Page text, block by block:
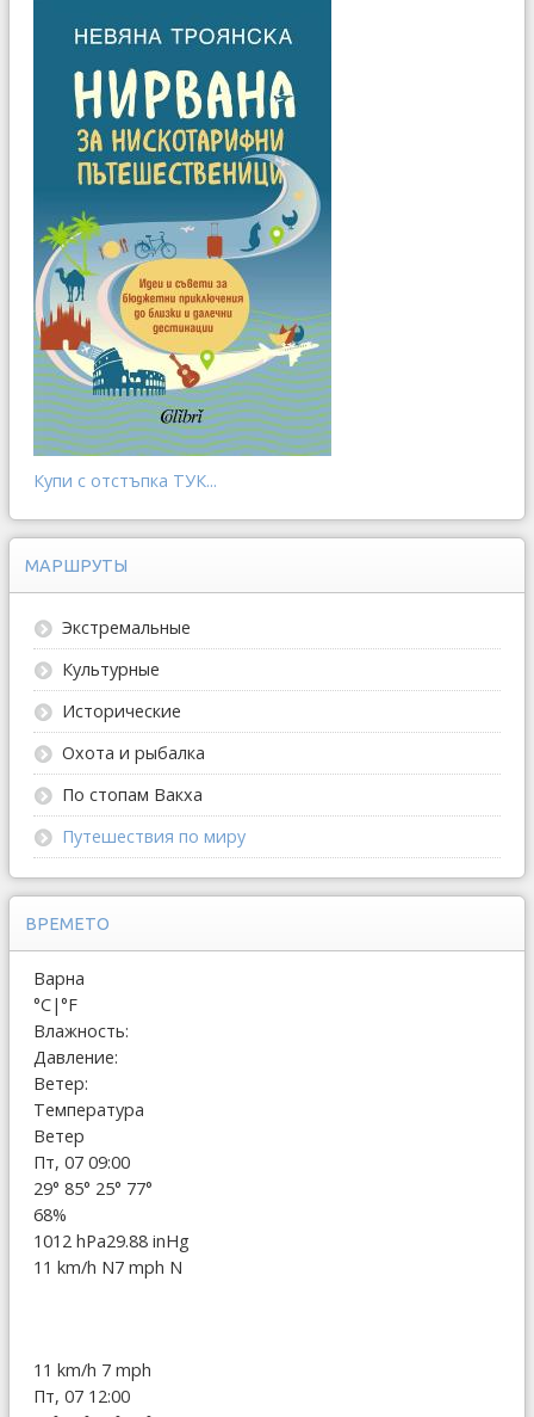
Купи с отстъпка ТУК...
МАРШРУТЫ
Экстремальные
Культурные
Исторические
Охота и рыбалка
По стопам Вакха
Путешествия по миру
ВРЕМЕТО
Варна
°C|°F
Влажность:
Давление:
Ветер:
Температура
Ветер
Пт, 07 09:00
29° 85° 25° 77°
68%
1012 hPa29.88 inHg
11 km/h N7 mph N
11 km/h 7 mph
Пт, 07 12:00